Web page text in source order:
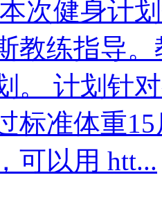
次健身计
教练指导
。 计划针
标准体重
可以用 htt...